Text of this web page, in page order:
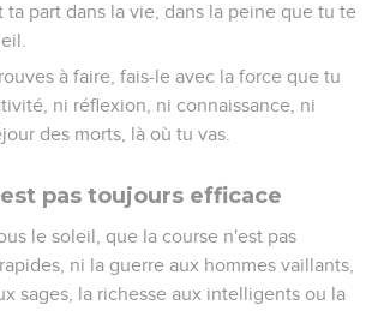
ta part dans la vie, dans la peine que tu te
à faire, fais-le avec la force que tu
ni réflexion, ni connaissance, ni
des morts, là où tu vas.
pas toujours efficace
le soleil, que la course n'est pas
ni la guerre aux hommes vaillants,
sages, la richesse aux intelligents ou la